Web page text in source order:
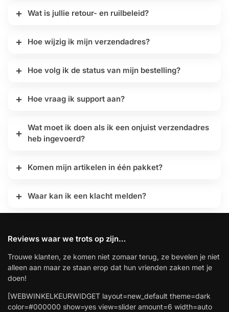
Wat is jullie retour- en ruilbeleid?
Hoe wijzig ik mijn verzendadres?
Hoe volg ik de status van mijn bestelling?
Hoe vraag ik support aan?
Wat moet ik doen als ik een onjuist verzendadres
heb ingevoerd?
Komen mijn artikelen in één pakket?
Waar kan ik een klacht melden?
Reviews waar we trots op zijn…
Trouwe klanten, ze komen niet zomaar terug, ze bevelen je niet
alleen aan maar ze staan erop dat hun vrienden zaken met je
doen!
[WEBWINKELKEURWIDGET layout=new_default theme=dark
color=#000000 show=yes view=slider amount=6 width=auto